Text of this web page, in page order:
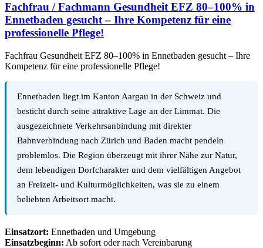
Fachfrau / Fachmann Gesundheit EFZ 80–100% in
Ennetbaden gesucht – Ihre Kompetenz für eine
professionelle Pflege!
Fachfrau Gesundheit EFZ 80–100% in Ennetbaden gesucht – Ihre
Kompetenz für eine professionelle Pflege!
Ennetbaden liegt im Kanton Aargau in der Schweiz und
besticht durch seine attraktive Lage an der Limmat. Die
ausgezeichnete Verkehrsanbindung mit direkter
Bahnverbindung nach Zürich und Baden macht pendeln
problemlos. Die Region überzeugt mit ihrer Nähe zur Natur,
dem lebendigen Dorfcharakter und dem vielfältigen Angebot
an Freizeit- und Kulturmöglichkeiten, was sie zu einem
beliebten Arbeitsort macht.
Einsatzort: Ennetbaden und Umgebung
Einsatzbeginn: Ab sofort oder nach Vereinbarung